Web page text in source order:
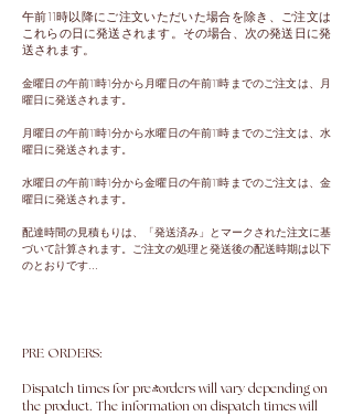
午前11時以降にご注文いただいた場合を除き、ご注文は
これらの日に発送されます。その場合、次の発送日に発
送されます。
金曜日の午前11時1分から月曜日の午前11時までのご注文は、月
曜日に発送されます。
月曜日の午前11時1分から水曜日の午前11時までのご注文は、水
曜日に発送されます。
水曜日の午前11時1分から金曜日の午前11時までのご注文は、金
曜日に発送されます。
配達時間の見積もりは、「発送済み」とマークされた注文に基
づいて計算されます。ご注文の処理と発送後の配送時期は以下
のとおりです...
PRE ORDERS:
Dispatch times for pre-orders will vary depending on
the product. The information on dispatch times will